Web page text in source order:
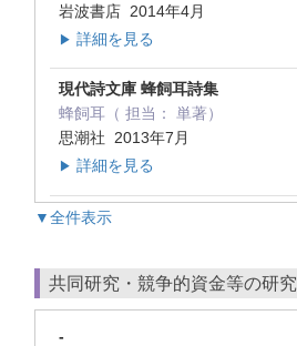
岩波書店 2014年4月
▶ 詳細を見る
現代詩文庫 蜂飼耳詩集
蜂飼耳（ 担当： 単著）
思潮社 2013年7月
▶ 詳細を見る
▼全件表示
共同研究・競争的資金等の研究
-